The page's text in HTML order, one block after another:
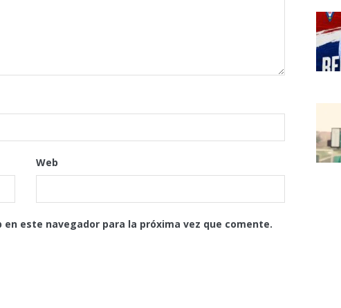
Web
este navegador para la próxima vez que comente.